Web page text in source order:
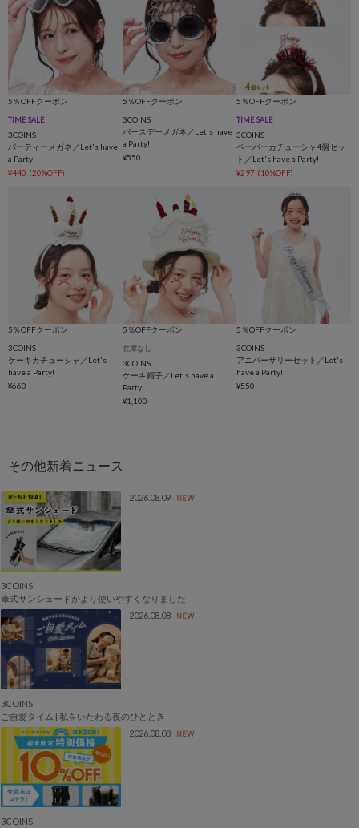
5％OFFクーポン
TIME SALE
3COINS
パーティーメガネ／Let's have
a Party!
¥440 (20%OFF)
5％OFFクーポン
3COINS
バースデーメガネ／Let's have
a Party!
¥550
5％OFFクーポン
TIME SALE
3COINS
ペーパーカチューシャ4個セッ
ト／Let's have a Party!
¥297 (10%OFF)
5％OFFクーポン
3COINS
ケーキカチューシャ／Let's
have a Party!
¥660
5％OFFクーポン
在庫なし
3COINS
ケーキ帽子／Let's have a
Party!
¥1,100
5％OFFクーポン
3COINS
アニバーサリーセット／Let's
have a Party!
¥550
2026.08.09 NEW
3COINS
傘式サンシェードがより使いやすくなりました
2026.08.08
NEW
3COINS
ご自愛タイム | 私をいたわる夜のひととき
2026.08.08
NEW
3COINS